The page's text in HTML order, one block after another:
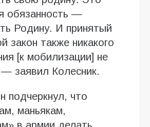
обязанность —
Родину. И принятый
закон также никакого
[к мобилизации] не
заявил Колесник.
подчеркнул, что
маньякам,